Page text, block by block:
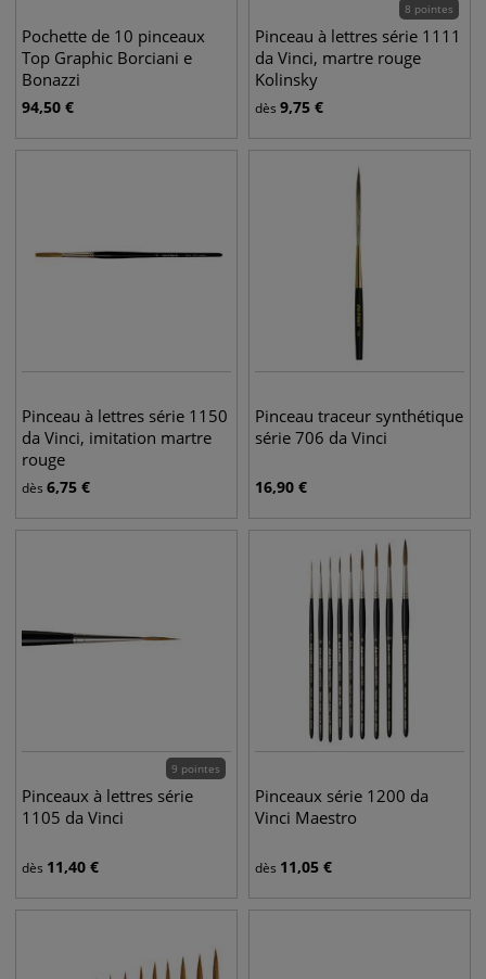
Pochette de 10 pinceaux
Top Graphic Borciani e
Bonazzi
94,50 €
8 pointes
Pinceau à lettres série 1111
da Vinci, martre rouge
Kolinsky
dès 9,75 €
Pinceau à lettres série 1150
da Vinci, imitation martre
rouge
dès 6,75 €
Pinceau traceur synthétique
série 706 da Vinci
16,90 €
9 pointes
Pinceaux à lettres série
1105 da Vinci
dès 11,40 €
Pinceaux série 1200 da
Vinci Maestro
dès 11,05 €